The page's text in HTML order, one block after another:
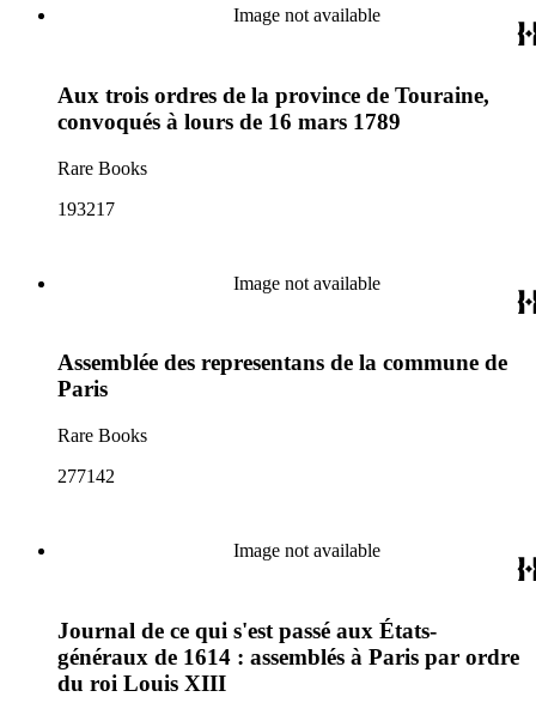
Image not available
Aux trois ordres de la province de Touraine,
convoqués à lours de 16 mars 1789
Rare Books
193217
Image not available
Assemblée des representans de la commune de
Paris
Rare Books
277142
Image not available
Journal de ce qui s'est passé aux États-
généraux de 1614 : assemblés à Paris par ordre
du roi Louis XIII